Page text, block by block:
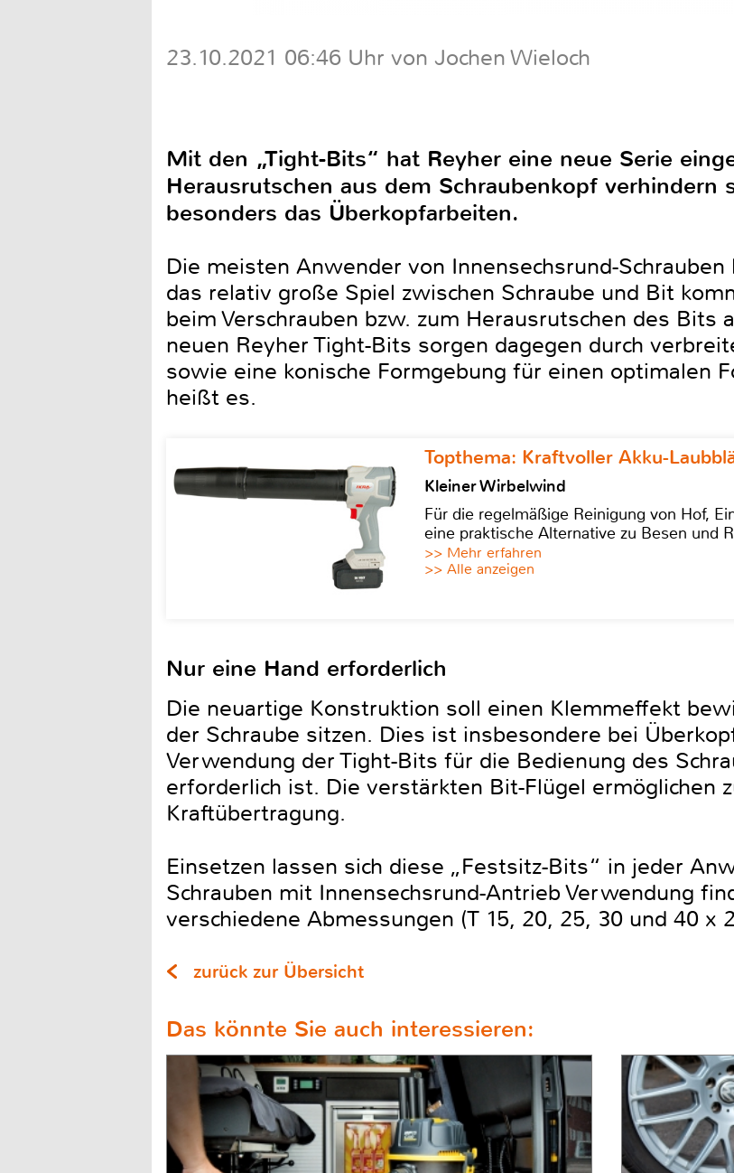
23.10.2021 06:46 Uhr von Jochen Wieloch
Mit den „Tight-Bits“ hat Reyher eine neue Serie
Herausrutschen aus dem Schraubenkopf verhindern
besonders das Überkopfarbeiten.
Die meisten Anwender von Innensechsrund-
das relativ große Spiel zwischen Schraube und Bit
beim Verschrauben bzw. zum Herausrutschen des Bits
neuen Reyher Tight-Bits sorgen dagegen durch
sowie eine konische Formgebung für einen optimalen
heißt es.
Topthema: Kraftvoller Akku-
Kleiner Wirbelwind
Für die regelmäßige Reinigung von Hof,
eine praktische Alternative zu Besen und
>> Mehr erfahren
>> Alle anzeigen
Nur eine Hand erforderlich
Die neuartige Konstruktion soll einen Klemmeffekt
der Schraube sitzen. Dies ist insbesondere bei
Verwendung der Tight-Bits für die Bedienung des
erforderlich ist. Die verstärkten Bit-Flügel ermöglichen
Kraftübertragung.
Einsetzen lassen sich diese „Festsitz-Bits“ in jeder
Schrauben mit Innensechsrund-Antrieb Verwendung
verschiedene Abmessungen (T 15, 20, 25, 30 und 40 x
zurück zur Übersicht
Das könnte Sie auch interessieren: